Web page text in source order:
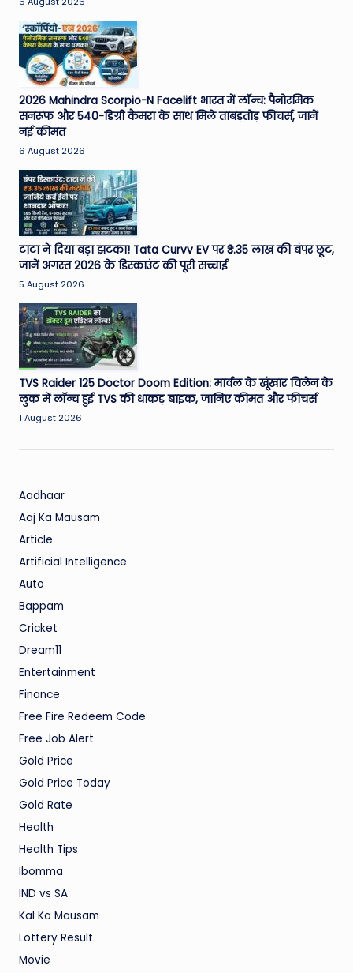
2026 Mahindra Scorpio-N Facelift भारत में लॉन्च: पैनोरमिक
सनरूफ और 540-डिग्री कैमरा के साथ मिले ताबड़तोड़ फीचर्स, जानें
नई कीमत
6 August 2026
टाटा ने दिया बड़ा झटका! Tata Curvv EV पर ₹3.35 लाख की बंपर छूट,
जानें अगस्त 2026 के डिस्काउंट की पूरी सच्चाई
5 August 2026
TVS Raider 125 Doctor Doom Edition: मार्वल के खूंखार विलेन के
लुक में लॉन्च हुई TVS की धाकड़ बाइक, जानिए कीमत और फीचर्स
1 August 2026
Aadhaar
Aaj Ka Mausam
Article
Artificial Intelligence
Auto
Bappam
Cricket
Dream11
Entertainment
Finance
Free Fire Redeem Code
Free Job Alert
Gold Price
Gold Price Today
Gold Rate
Health
Health Tips
Ibomma
IND vs SA
Kal Ka Mausam
Lottery Result
Movie